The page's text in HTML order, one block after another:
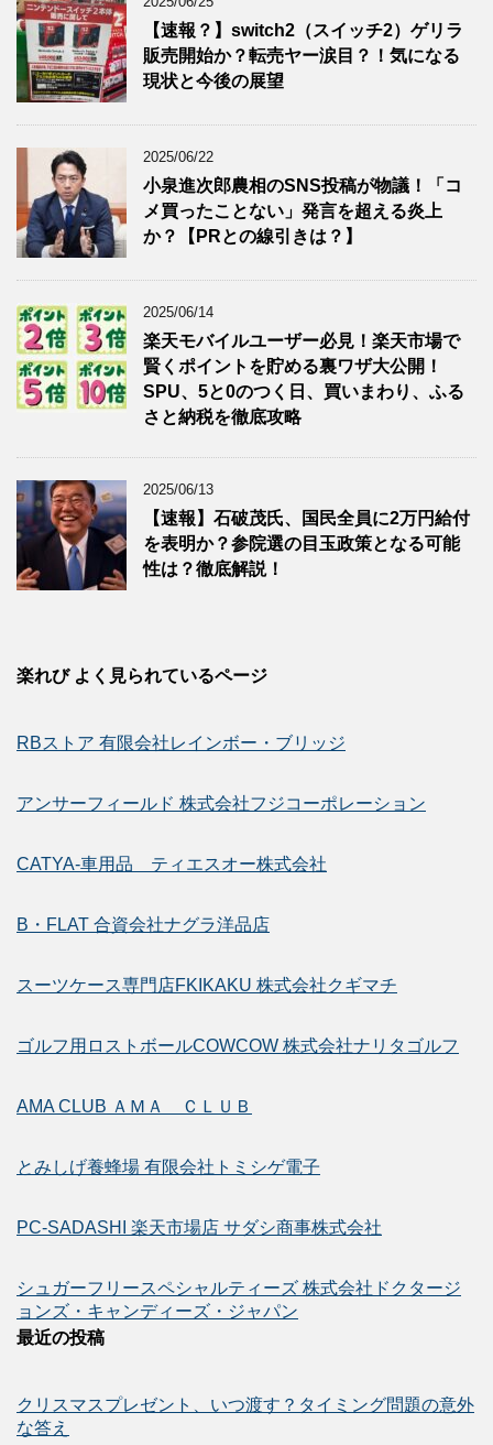
【速報？】switch2（スイッチ2）ゲリラ
販売開始か？転売ヤー涙目？！気になる
現状と今後の展望
2025/06/22
小泉進次郎農相のSNS投稿が物議！「コ
メ買ったことない」発言を超える炎上
か？【PRとの線引きは？】
2025/06/14
楽天モバイルユーザー必見！楽天市場で
賢くポイントを貯める裏ワザ大公開！
SPU、5と0のつく日、買いまわり、ふる
さと納税を徹底攻略
2025/06/13
【速報】石破茂氏、国民全員に2万円給付
を表明か？参院選の目玉政策となる可能
性は？徹底解説！
楽れび よく見られているページ
RBストア 有限会社レインボー・ブリッジ
アンサーフィールド 株式会社フジコーポレーション
CATYA-車用品 ティエスオー株式会社
B・FLAT 合資会社ナグラ洋品店
スーツケース専門店FKIKAKU 株式会社クギマチ
ゴルフ用ロストボールCOWCOW 株式会社ナリタゴルフ
AMA CLUB ＡＭＡ ＣＬＵＢ
とみしげ養蜂場 有限会社トミシゲ電子
PC-SADASHI 楽天市場店 サダシ商事株式会社
シュガーフリースペシャルティーズ 株式会社ドクタージ
ョンズ・キャンディーズ・ジャパン
最近の投稿
クリスマスプレゼント、いつ渡す？タイミング問題の意外
な答え